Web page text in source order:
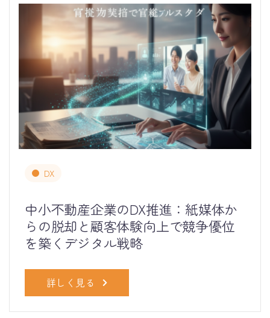
DX
中小不動産企業のDX推進：紙媒体か
らの脱却と顧客体験向上で競争優位
を築くデジタル戦略
詳しく見る